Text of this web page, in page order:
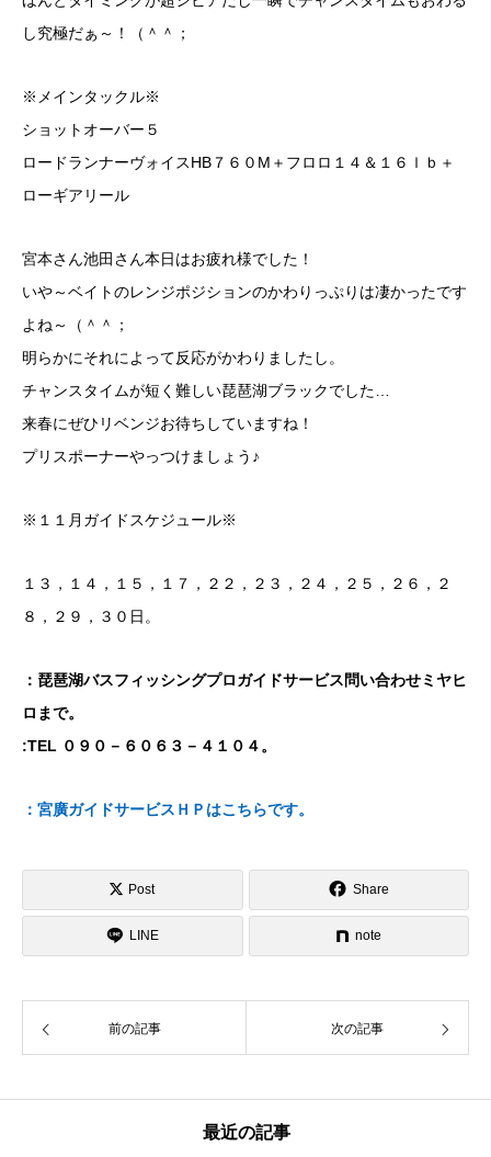
し究極だぁ～！（＾＾；
※メインタックル※
ショットオーバー５
ロードランナーヴォイスHB７６０M＋フロロ１４＆１６ｌｂ＋
ローギアリール
宮本さん池田さん本日はお疲れ様でした！
いや～ベイトのレンジポジションのかわりっぷりは凄かったです
よね～（＾＾；
明らかにそれによって反応がかわりましたし。
チャンスタイムが短く難しい琵琶湖ブラックでした…
来春にぜひリベンジお待ちしていますね！
プリスポーナーやっつけましょう♪
※１１月ガイドスケジュール※
１３，１４，１５，１７，２２，２３，２４，２５，２６，２
８，２９，３０日。
：琵琶湖バスフィッシングプロガイドサービス問い合わせミヤヒ
ロまで。
:TEL ０９０－６０６３－４１０４。
：宮廣ガイドサービスＨＰはこちらです。
Post Share
LINE note
前の記事 次の記事
最近の記事